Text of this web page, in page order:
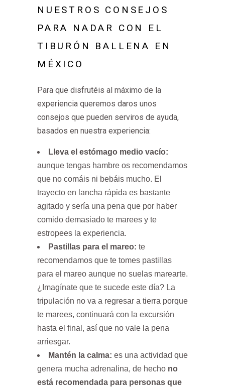
NUESTROS CONSEJOS
PARA NADAR CON EL
TIBURÓN BALLENA EN
MÉXICO
Para que disfrutéis al máximo de la
experiencia queremos daros unos
consejos que pueden serviros de ayuda,
basados en nuestra experiencia:
Lleva el estómago medio vacío:
aunque tengas hambre os recomendamos
que no comáis ni bebáis mucho. El
trayecto en lancha rápida es bastante
agitado y sería una pena que por haber
comido demasiado te marees y te
estropees la experiencia.
Pastillas para el mareo: te
recomendamos que te tomes pastillas
para el mareo aunque no suelas marearte.
¿Imagínate que te sucede este día? La
tripulación no va a regresar a tierra porque
te marees, continuará con la excursión
hasta el final, así que no vale la pena
arriesgar.
Mantén la calma: es una actividad que
genera mucha adrenalina, de hecho no
está recomendada para personas que